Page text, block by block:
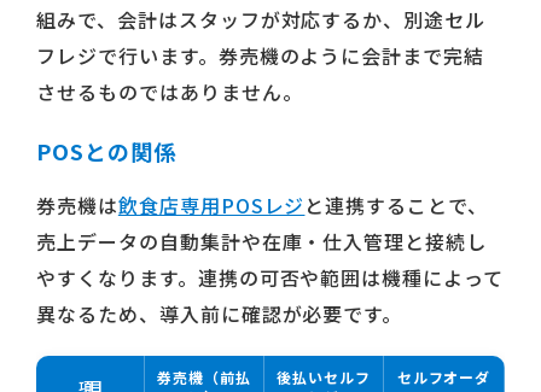
組みで、会計はスタッフが対応するか、別途セル
フレジで行います。券売機のように会計まで完結
させるものではありません。
POSとの関係
券売機は飲食店専用POSレジ と連携することで、
売上データの自動集計や在庫・仕入管理と接続し
やすくなります。連携の可否や範囲は機種によって
異なるため、導入前に確認が必要です。
項目
券売機（前払
後払いセルフ
セルフオーダ